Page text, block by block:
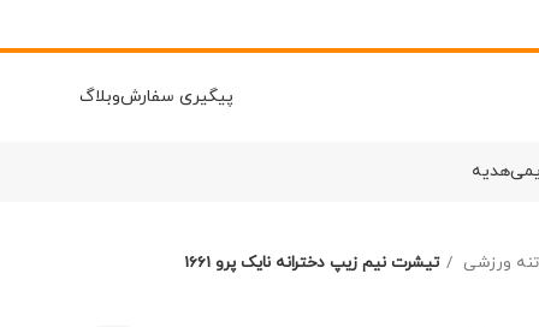
پیگیری سفارشوبلاگ
هدیه
ورزشی تیشرت نیم زیپ دخترانه نایک پرو 1661